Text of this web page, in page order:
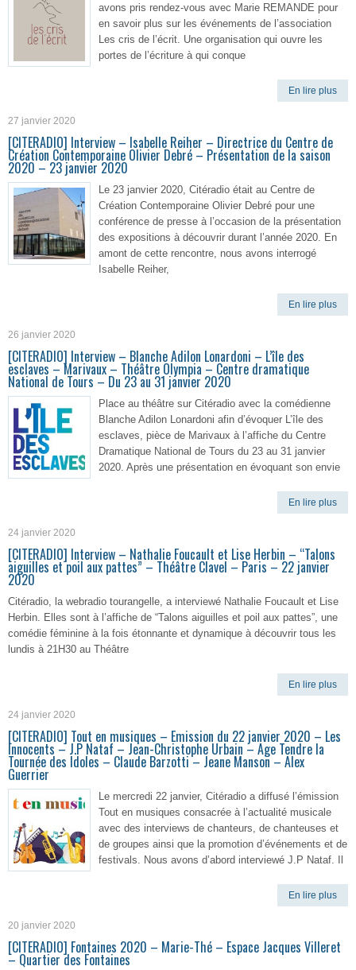
avons pris rendez-vous avec Marie REMANDE pour
en savoir plus sur les événements de l’association
Les cris de l’écrit. Une organisation qui ouvre les
portes de l’écriture à qui conque
En lire plus
27 janvier 2020
[CITERADIO] Interview – Isabelle Reiher – Directrice du Centre de
Création Contemporaine Olivier Debré – Présentation de la saison
2020 – 23 janvier 2020
Le 23 janvier 2020, Citéradio était au Centre de
Création Contemporaine Olivier Debré pour une
conférence de presse à l’occasion de la présentation
des expositions à découvrir durant l’année 2020. En
amont de cette rencontre, nous avons interrogé
Isabelle Reiher,
En lire plus
26 janvier 2020
[CITERADIO] Interview – Blanche Adilon Lonardoni – L’île des
esclaves – Marivaux – Théâtre Olympia – Centre dramatique
National de Tours – Du 23 au 31 janvier 2020
Place au théâtre sur Citéradio avec la comédienne
Blanche Adilon Lonardoni afin d’évoquer L’île des
esclaves, pièce de Marivaux à l’affiche du Centre
Dramatique National de Tours du 23 au 31 janvier
2020. Après une présentation en évoquant son envie
En lire plus
24 janvier 2020
[CITERADIO] Interview – Nathalie Foucault et Lise Herbin – “Talons
aiguilles et poil aux pattes” – Théâtre Clavel – Paris – 22 janvier
2020
Citéradio, la webradio tourangelle, a interviewé Nathalie Foucault et Lise
Herbin. Elles sont à l’affiche de “Talons aiguilles et poil aux pattes”, une
comédie féminine à la fois étonnante et dynamique à découvrir tous les
lundis à 21H30 au Théâtre
En lire plus
24 janvier 2020
[CITERADIO] Tout en musiques – Emission du 22 janvier 2020 – Les
Innocents – J.P Nataf – Jean-Christophe Urbain – Age Tendre la
Tournée des Idoles – Claude Barzotti – Jeane Manson – Alex
Guerrier
Le mercredi 22 janvier, Citéradio a diffusé l’émission
Tout en musiques consacrée à l’actualité musicale
avec des interviews de chanteurs, de chanteuses et
de groupes ainsi que la promotion d’événements et de
festivals. Nous avons d’abord interviewé J.P Nataf. Il
En lire plus
20 janvier 2020
[CITERADIO] Fontaines 2020 – Marie-Thé – Espace Jacques Villeret
– Quartier des Fontaines